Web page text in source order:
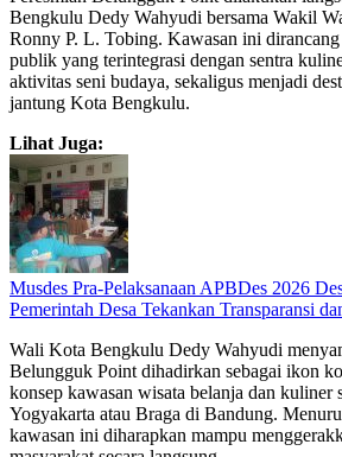
Bengkulu Dedy Wahyudi bersama Wakil
Ronny P. L. Tobing. Kawasan ini dirancang
publik yang terintegrasi dengan sentra
aktivitas seni budaya, sekaligus menjadi
jantung Kota Bengkulu.
Lihat Juga:
Musdes Pra-Pelaksanaan APBDes 2026
Pemerintah Desa Tekankan Transparansi
Wali Kota Bengkulu Dedy Wahyudi
Belungguk Point dihadirkan sebagai ikon
konsep kawasan wisata belanja dan kuliner
Yogyakarta atau Braga di Bandung.
kawasan ini diharapkan mampu